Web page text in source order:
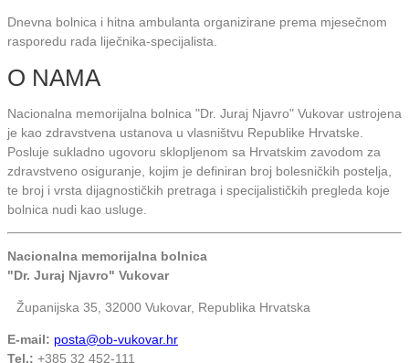
Dnevna bolnica i hitna ambulanta organizirane prema mjesečnom
rasporedu rada liječnika-specijalista.
O NAMA
Nacionalna memorijalna bolnica "Dr. Juraj Njavro" Vukovar ustrojena
je kao zdravstvena ustanova u vlasništvu Republike Hrvatske.
Posluje sukladno ugovoru sklopljenom sa Hrvatskim zavodom za
zdravstveno osiguranje, kojim je definiran broj bolesničkih postelja,
te broj i vrsta dijagnostičkih pretraga i specijalističkih pregleda koje
bolnica nudi kao usluge.
Nacionalna memorijalna bolnica
"Dr. Juraj Njavro" Vukovar
Županijska 35, 32000 Vukovar, Republika Hrvatska
E-mail: posta@ob-vukovar.hr
Tel.: +385 32 452-111